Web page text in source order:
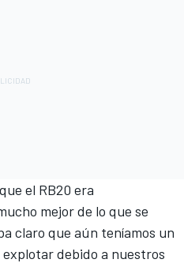
el RB20 era
mejor de lo que se
claro que aún teníamos un
debido a nuestros